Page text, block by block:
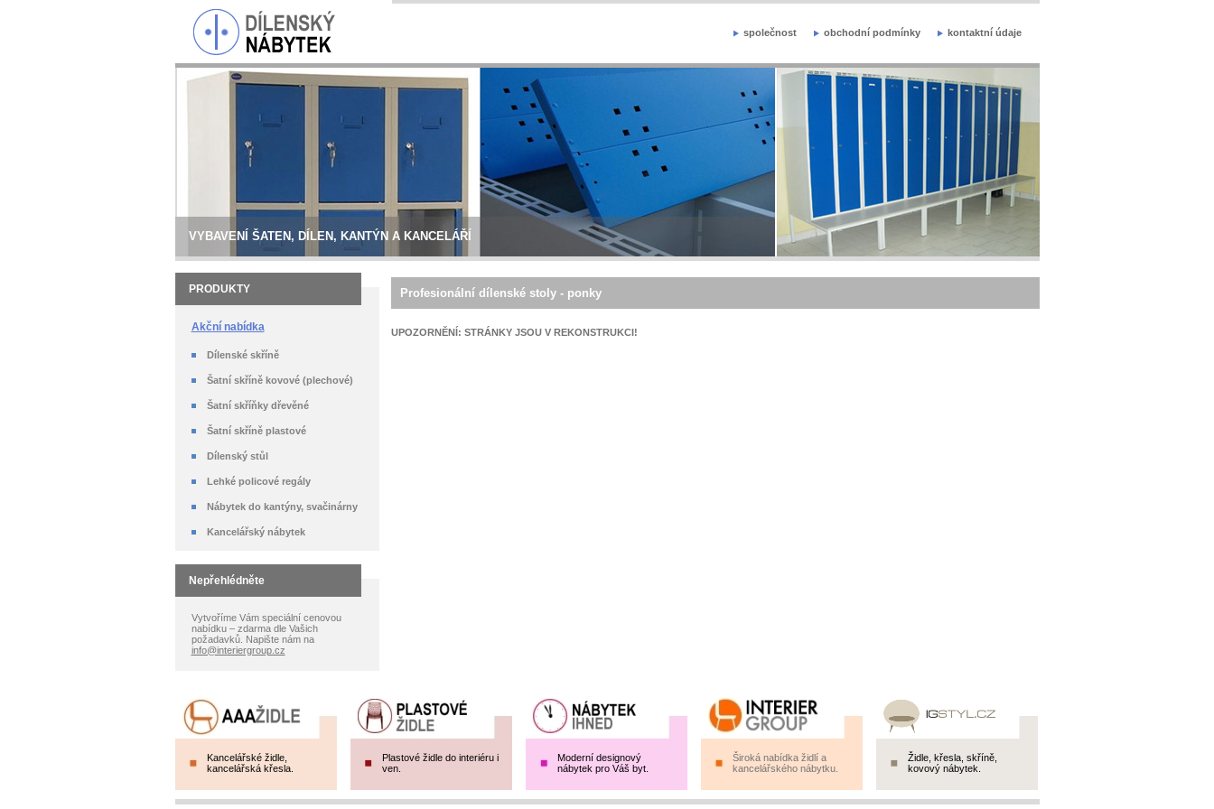
společnost obchodní podmínky kontaktní údaje
VYBAVENÍ ŠATEN, DÍLEN, KANTÝN A KANCELÁŘÍ
PRODUKTY
Akční nabídka
Dílenské skříně
Šatní skříně kovové (plechové)
Šatní skříňky dřevěné
Šatní skříně plastové
Dílenský stůl
Lehké policové regály
Nábytek do kantýny, svačinárny
Kancelářský nábytek
Nepřehlédněte
Vytvoříme Vám speciální cenovou
nabídku – zdarma dle Vašich
požadavků. Napište nám na
info@interiergroup.cz
Profesionální dílenské stoly - ponky
UPOZORNĚNÍ: STRÁNKY JSOU V REKONSTRUKCI!
Kancelářské židle,
kancelářská křesla.
Plastové židle do interiéru i
ven.
Moderní designový
nábytek pro Váš byt.
Široká nabídka židlí a
kancelářského nábytku.
Židle, křesla, skříně,
kovový nábytek.